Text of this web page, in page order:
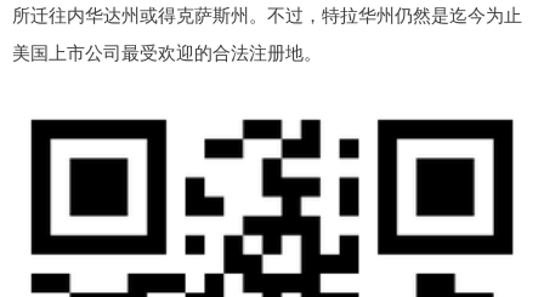
所迁往内华达州或得克萨斯州。不过，特拉华州仍然是迄今为止
美国上市公司最受欢迎的合法注册地。